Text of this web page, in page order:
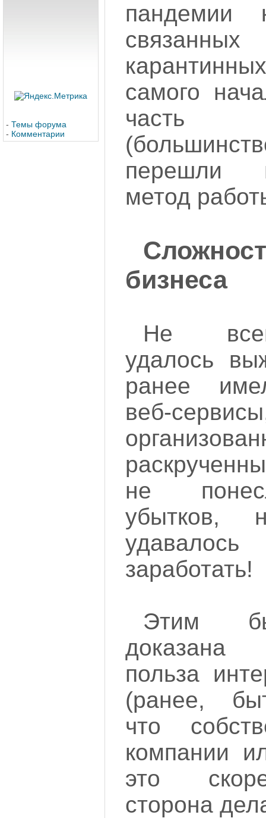
- Темы форума
- Комментарии
пандемии
самого
часть
перешли
метод
бизнеса
Не
удалось
ранее
веб-
не
убытков,
заработать!
Этим
доказана
польза
(ранее,
что
компании
это
сторона